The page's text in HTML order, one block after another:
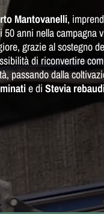
Mantovanelli,
50 anni nella campagna
grazie al sostegno
di riconvertire
passando dalla
e di Stevia